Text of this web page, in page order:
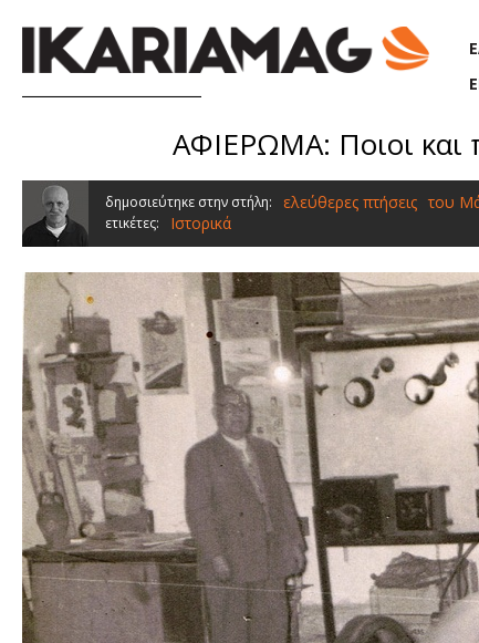
ΑΦΙΕΡΩΜΑ: Ποιοι και
δημοσιεύτηκε στην στήλη: ελεύθερες πτήσεις του
ετικέτες: Ιστορικά